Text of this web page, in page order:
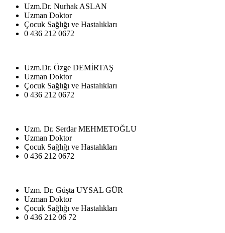
Uzm.Dr. Nurhak ASLAN
Uzman Doktor
Çocuk Sağlığı ve Hastalıkları
0 436 212 0672
Uzm.Dr. Özge DEMİRTAŞ
Uzman Doktor
Çocuk Sağlığı ve Hastalıkları
0 436 212 0672
Uzm. Dr. Serdar MEHMETOĞLU
Uzman Doktor
Çocuk Sağlığı ve Hastalıkları
0 436 212 0672
Uzm. Dr. Güşta UYSAL GÜR
Uzman Doktor
Çocuk Sağlığı ve Hastalıkları
0 436 212 06 72